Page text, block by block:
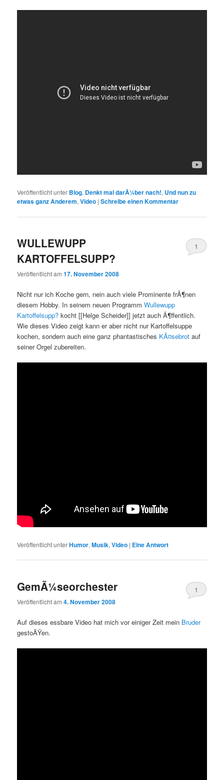
Veröffentlicht unter Blog, Denkt mal darÃ¼ber nach!, Und nun zu
etwas ganz Anderem,Video |Schreibe einen Kommentar
WULLEWUPP
KARTOFFELSUPP?
Veröffentlicht am17. November 2008
1
Nicht nur ich Koche gern, nein auch viele Prominente frÃ¶nen
diesem Hobby. In seinem neuen ProgrammWullewupp
Kartoffelsupp? kocht [[Helge Scheider]] jetzt auch Ã¶ffentlich.
Wie dieses Video zeigt kann er aber nicht nur Kartoffelsuppe
kochen, sondern auch eine ganz phantastisches KÃ¤sebrot auf
seiner Orgel zubereiten.
Veröffentlicht unterHumor,Musik,Video | EineAntwort
GemÃ¼seorchester
Veröffentlicht am4. November 2008
1
Auf dieses essbare Video hat mich vor einiger Zeit mein Bruder
gestoÃŸen.